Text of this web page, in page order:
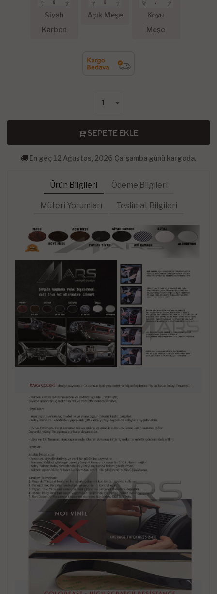
Siyah
Karbon
Açık Meşe
Koyu
Meşe
SEPETE EKLE
En geç 12 Ağustos, 2026 Çarşamba günü kargoda.
Ürün Bilgileri Ödeme Bilgileri
Müteri Yorumları Teslimat Bilgileri